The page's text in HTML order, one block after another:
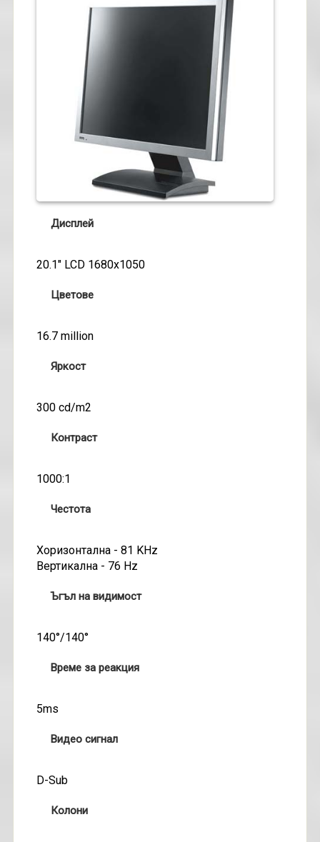
Дисплей
20.1" LCD 1680x1050
Цветове
16.7 million
Яркост
300 cd/m2
Контраст
1000:1
Честота
Хоризонтална - 81 KHz
Вертикална - 76 Hz
Ъгъл на видимост
140°/140°
Време за реакция
5ms
Видео сигнал
D-Sub
Колони